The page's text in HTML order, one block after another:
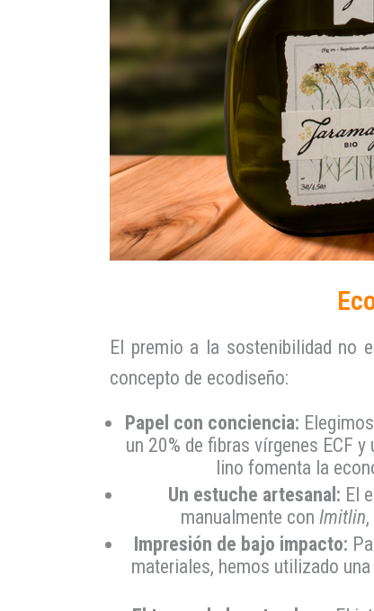
El premio a la sostenibilidad no
concepto de ecodiseño:
Papel con conciencia:
un 20% de fibras vírgenes ECF
lino fomenta la
Un estuche artesanal: El
manualmente con Imitlin
Impresión de bajo impacto:
materiales, hemos utilizado